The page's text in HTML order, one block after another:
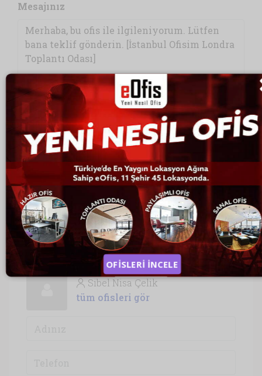
Mesajınız
Bilgilendirme ve Aydınlatma metinlerini okudum,
kabul ediyorum.Aydınlatma Metni
Bilgi Talep Et
Önceki Sonraki
Sibel Nisa Çelik
tüm ofisleri gör
OFİSLERİ İNCELE